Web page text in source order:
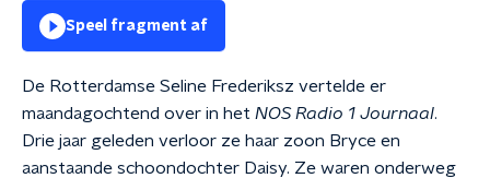
Speel fragment af
De Rotterdamse Seline Frederiksz vertelde er
maandagochtend over in het NOS Radio 1 Journaal.
Drie jaar geleden verloor ze haar zoon Bryce en
aanstaande schoondochter Daisy. Ze waren onderweg